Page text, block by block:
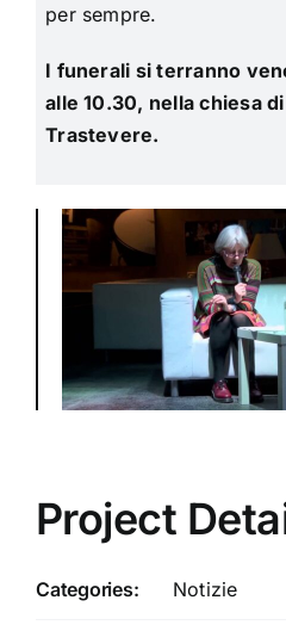
per sempre.
I funerali si terranno
alle 10.30, nella chiesa
Trastevere.
Project
Categories: Notizie